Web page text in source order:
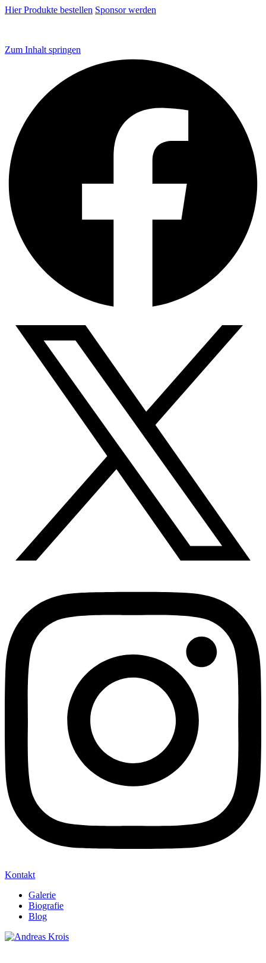
Hier Produkte bestellen Sponsor werden
Zum Inhalt springen
Kontakt
Galerie
Biografie
Blog